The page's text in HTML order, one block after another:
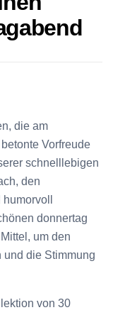
die am
Vorfreude
schnelllebigen
den
donnertag
um den
und die Stimmung
von 30